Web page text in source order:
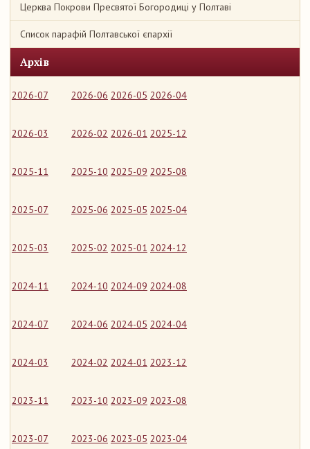
Церква Покрови Пресвятої Богородиці у Полтаві
Список парафій Полтавської єпархії
Архів
2026-07 2026-06 2026-05 2026-04
2026-03 2026-02 2026-01 2025-12
2025-11 2025-10 2025-09 2025-08
2025-07 2025-06 2025-05 2025-04
2025-03 2025-02 2025-01 2024-12
2024-11 2024-10 2024-09 2024-08
2024-07 2024-06 2024-05 2024-04
2024-03 2024-02 2024-01 2023-12
2023-11 2023-10 2023-09 2023-08
2023-07 2023-06 2023-05 2023-04